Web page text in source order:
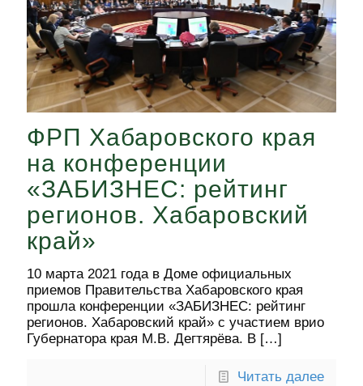
ФРП Хабаровского края
на конференции
«ЗАБИЗНЕС: рейтинг
регионов. Хабаровский
край»
10 марта 2021 года в Доме официальных
приемов Правительства Хабаровского края
прошла конференции «ЗАБИЗНЕС: рейтинг
регионов. Хабаровский край» с участием врио
Губернатора края М.В. Дегтярёва. В […]
Читать далее